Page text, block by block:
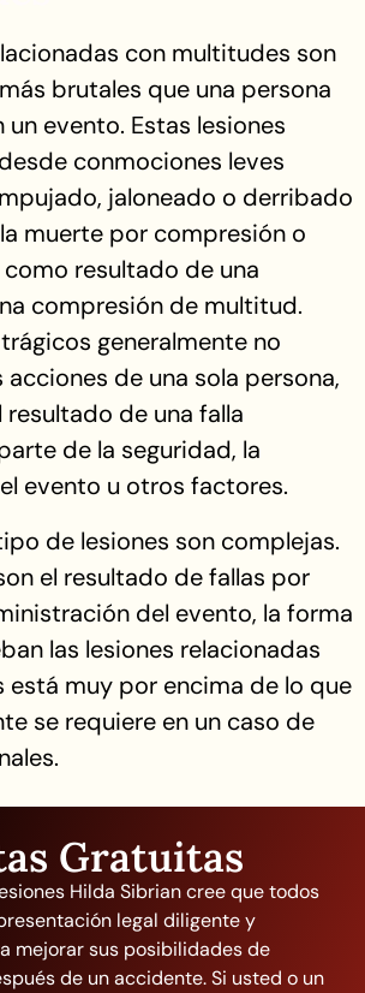
con multitudes son
brutales que una persona
evento. Estas lesiones
conmociones leves
jaloneado o derribado
muerte por compresión o
resultado de una
compresión de multitud.
generalmente no
de una sola persona,
resultado de una falla
de la seguridad, la
evento u otros factores.
de lesiones son complejas.
el resultado de fallas por
del evento, la forma
las lesiones relacionadas
muy por encima de lo que
se requiere en un caso de
Gratuitas
Hilda Sibrian cree que todos
legal diligente y
mejorar sus posibilidades de
de un accidente. Si usted o un